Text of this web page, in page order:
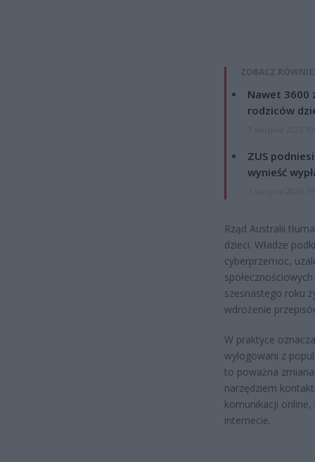
ZOBACZ
Nawet 3600
rodziców
ZUS
wynieść
Rząd Australii
dzieci. Władze
cyberprzemoc,
szesnastego roku
wdrożenie
W praktyce
wylogowani z
to poważna
narzędziem
komunikacji
internecie.